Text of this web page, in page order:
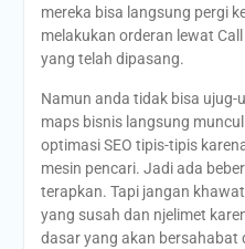
mereka bisa langsung pergi
melakukan orderan lewat
yang telah dipasang.
Namun anda tidak bisa
maps bisnis langsung
optimasi SEO tipis-tipis
mesin pencari. Jadi ada
terapkan. Tapi jangan
yang susah dan njelimet
dasar yang akan bersahabat